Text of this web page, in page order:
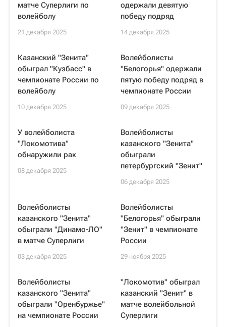
матче Суперлиги по
волейболу
21 декабря 2025
одержали девятую
победу подряд
14 декабря 2025
Казанский "Зенита"
обыграл "Кузбасс" в
чемпионате России по
волейболу
10 декабря 2025
Волейболисты
"Белогорья" одержали
пятую победу подряд в
чемпионате России
09 декабря 2025
У волейболиста
"Локомотива"
обнаружили рак
08 декабря 2025
Волейболисты
казанского "Зенита"
обыграли
петербургский "Зенит"
06 декабря 2025
Волейболисты
казанского "Зенита"
обыграли "Динамо-ЛО"
в матче Суперлиги
03 декабря 2025
Волейболисты
"Белогорья" обыграли
"Зенит" в чемпионате
России
29 ноября 2025
Волейболисты
казанского "Зенита"
обыграли "Оренбуржье"
на чемпионате России
"Локомотив" обыграл
казанский "Зенит" в
матче волейбольной
Суперлиги